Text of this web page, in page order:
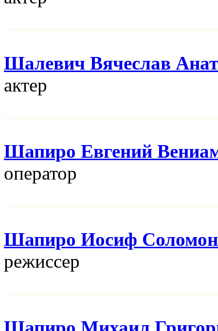
Шалевич Вячеслав
актер
Шапиро Евгений
оператор
Шапиро Иосиф
режисcер